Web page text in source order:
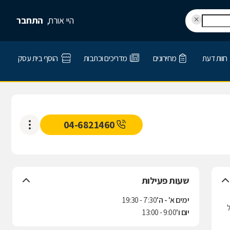
היי אורח, התחבר
חוות דעת מחירונים מדריכים וכתבות הוסף בית עסק
04-6821460
שעות פעילות
ימים א' - ה'7:30 - 19:30
יום ו'9:00 - 13:00